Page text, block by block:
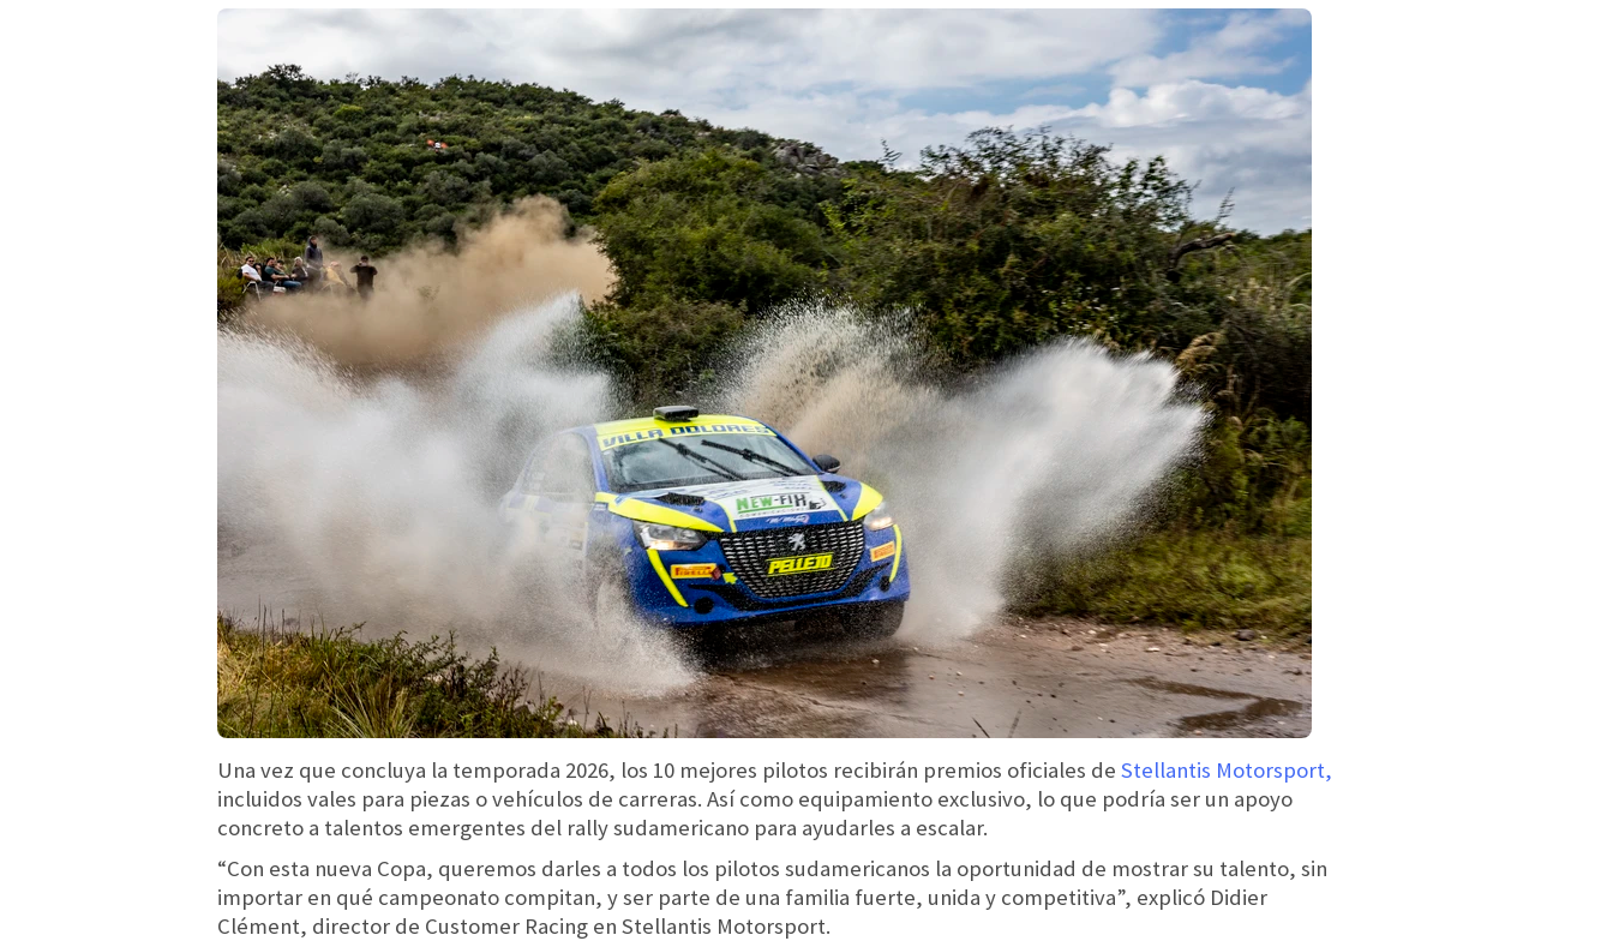
Una vez que concluya la temporada 2026, los 10 mejores pilotos recibirán premios oficiales de Stellantis Motorsport,
incluidos vales para piezas o vehículos de carreras. Así como equipamiento exclusivo, lo que podría ser un apoyo
concreto a talentos emergentes del rally sudamericano para ayudarles a escalar.
“Con esta nueva Copa, queremos darles a todos los pilotos sudamericanos la oportunidad de mostrar su talento, sin
importar en qué campeonato compitan, y ser parte de una familia fuerte, unida y competitiva”, explicó Didier
Clément, director de Customer Racing en Stellantis Motorsport.